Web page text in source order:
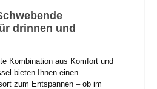
drinnen und
Kombination aus Komfort und
bieten Ihnen einen
zum Entspannen – ob im